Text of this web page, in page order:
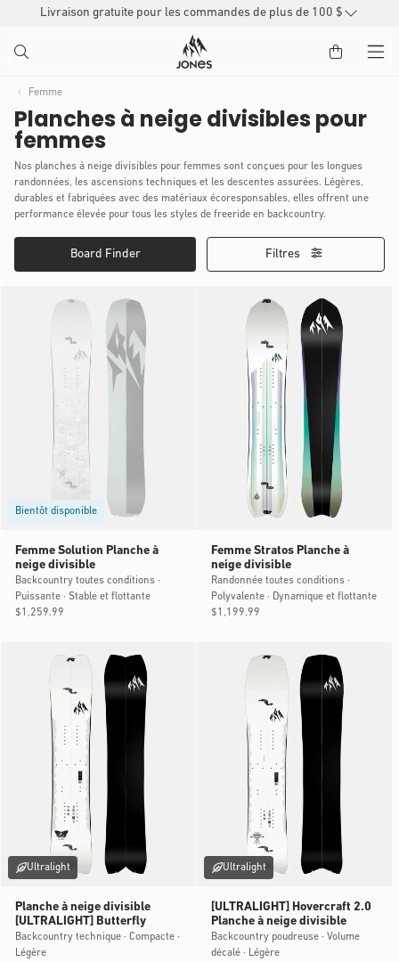
Livraison gratuite pour les commandes de plus de 100 $
Femme
Planches à neige divisibles pour
femmes
Nos planches à neige divisibles pour femmes sont conçues pour les longues
randonnées, les ascensions techniques et les descentes assurées. Légères,
durables et fabriquées avec des matériaux écoresponsables, elles offrent une
performance élevée pour tous les styles de freeride en backcountry.
Board Finder Filtres
Bientôt disponible
Femme Solution Planche à
neige divisible
Backcountry toutes conditions ·
Puissante · Stable et flottante
Prix
$1,259.99
Femme Stratos Planche à
neige divisible
Randonnée toutes conditions ·
Polyvalente · Dynamique et flottante
Prix
$1,199.99
Ultralight
Planche à neige divisible
[ULTRALIGHT] Butterfly
Backcountry technique · Compacte ·
Légère
Ultralight
[ULTRALIGHT] Hovercraft 2.0
Planche à neige divisible
Backcountry poudreuse · Volume
décalé · Légère